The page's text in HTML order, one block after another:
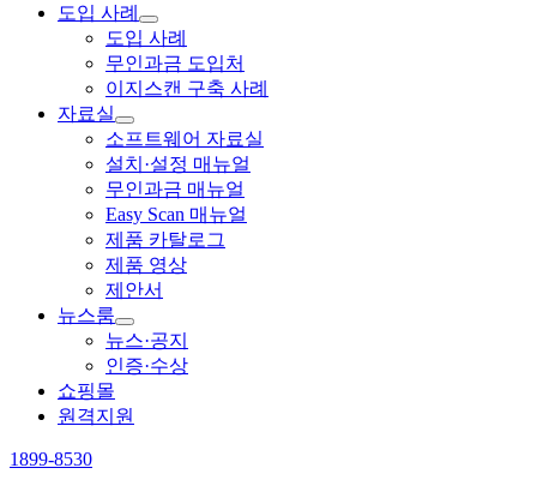
도입 사례
도입 사례
무인과금 도입처
이지스캔 구축 사례
자료실
소프트웨어 자료실
설치·설정 매뉴얼
무인과금 매뉴얼
Easy Scan 매뉴얼
제품 카탈로그
제품 영상
제안서
뉴스룸
뉴스·공지
인증·수상
쇼핑몰
원격지원
1899-8530